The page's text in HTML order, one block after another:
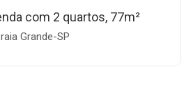
com 2 quartos, 77m²
Grande-SP